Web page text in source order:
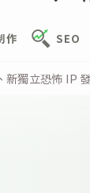
作 SEO
獨立恐怖 IP